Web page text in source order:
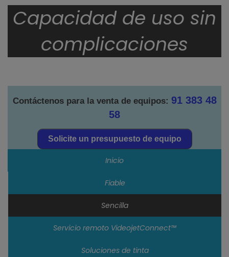
Capacidad de uso sin
complicaciones
Contáctenos para la venta de equipos: 91 383 48
58
Solicite un presupuesto de equipo
Inicio
Fiable
Sencilla
Servicio remoto VideojetConnect™
Soluciones de tinta